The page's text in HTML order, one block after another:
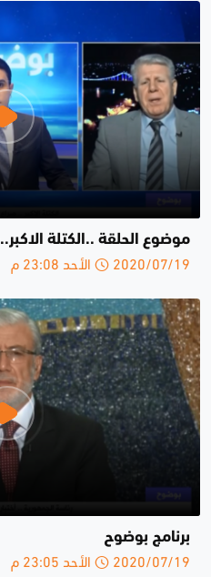
موضوع الحلقة ..الكتلة
2020/07/19 الأحد 23:08 م
برنامج بوضوح
2020/07/19 الأحد 23:05 م